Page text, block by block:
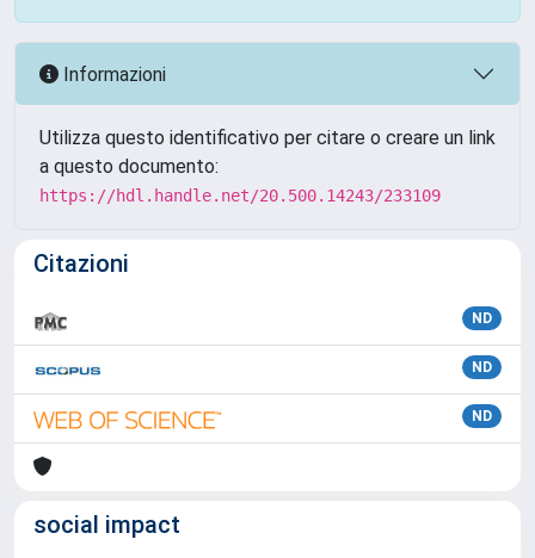
Informazioni
Utilizza questo identificativo per citare o creare un link
a questo documento:
https://hdl.handle.net/20.500.14243/233109
Citazioni
ND
ND
ND
social impact